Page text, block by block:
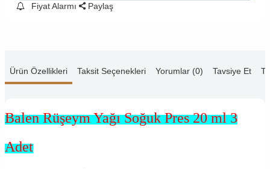
Fiyat Alarmı Paylaş
Ürün Özellikleri Taksit Seçenekleri Yorumlar (0) Tavsiye Et
Balen Rüşeym Yağı Soğuk Pres 20 ml 3
Adet